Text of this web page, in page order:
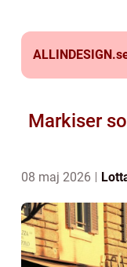
ALLINDESIGN.
Markiser
08 maj 2026